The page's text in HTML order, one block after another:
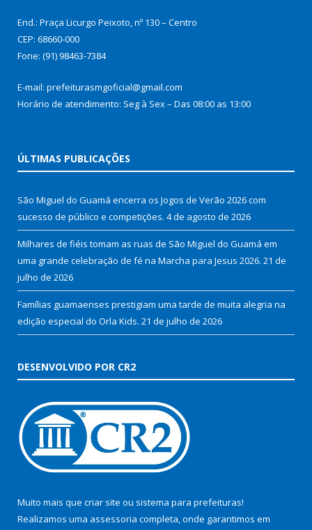
End.: Praça Licurgo Peixoto, nº 130 – Centro
CEP: 68660-000
Fone: (91) 98463-7384
E-mail: prefeiturasmgoficial@gmail.com
Horário de atendimento: Seg à Sex – Das 08:00 as 13:00
ÚLTIMAS PUBLICAÇÕES
São Miguel do Guamá encerra os Jogos de Verão 2026 com
sucesso de público e competições. 4 de agosto de 2026
Milhares de fiéis tomam as ruas de São Miguel do Guamá em
uma grande celebração de fé na Marcha para Jesus 2026. 21 de
julho de 2026
Famílias guamaenses prestigiam uma tarde de muita alegria na
edição especial do Orla Kids. 21 de julho de 2026
DESENVOLVIDO POR CR2
Muito mais que criar site ou sistema para prefeituras!
Realizamos uma assessoria completa, onde garantimos em